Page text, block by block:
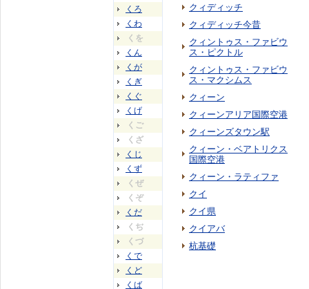
くろ
くわ
くを
くん
くが
くぎ
くぐ
くげ
くご
くざ
くじ
くず
くぜ
くぞ
くだ
くぢ
くづ
くで
くど
くば
クィディッチ
クィディッチ今昔
クィントゥス・ファビウ
ス・ピクトル
クィントゥス・ファビウ
ス・マクシムス
クィーン
クィーンアリア国際空港
クィーンズタウン駅
クィーン・ベアトリクス
国際空港
クィーン・ラティファ
クイ
クイ県
クイアバ
杭基礎